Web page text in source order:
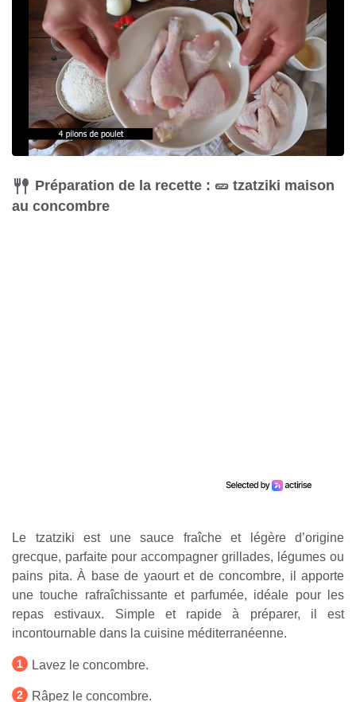
Préparation de la recette : 🥒 tzatziki maison
au concombre
Le tzatziki est une sauce fraîche et légère d’origine
grecque, parfaite pour accompagner grillades, légumes ou
pains pita. À base de yaourt et de concombre, il apporte
une touche rafraîchissante et parfumée, idéale pour les
repas estivaux. Simple et rapide à préparer, il est
incontournable dans la cuisine méditerranéenne.
Lavez le concombre.
Râpez le concombre.